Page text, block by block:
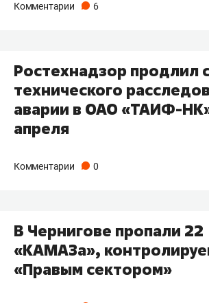
Комментарии 6
Ростехнадзор продлил
технического
аварии в ОАО «ТАИФ-
апреля
Комментарии 0
В Чернигове пропали 22
«КАМАЗа»,
«Правым сектором»